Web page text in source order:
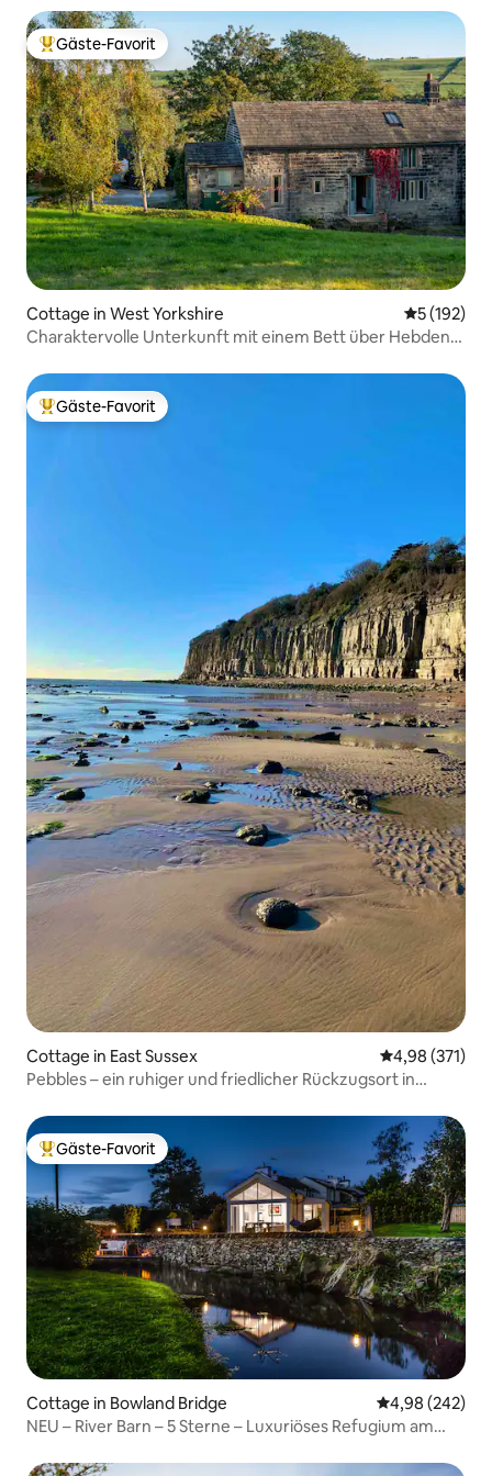
Beliebter Gäste-Favorit.
Gäste-Favorit
Cottage in West Yorkshire
5 (192)
Charaktervolle Unterkunft mit einem Bett über Hebden
Beliebter Gäste-Favorit.
Gäste-Favorit
Cottage in East Sussex
4,98 (371)
Pebbles – ein ruhiger und friedlicher Rückzugsort in
Beliebter Gäste-Favorit.
Gäste-Favorit
Cottage in Bowland Bridge
4,98 (242)
NEU – River Barn – 5 Sterne – Luxuriöses Refugium am